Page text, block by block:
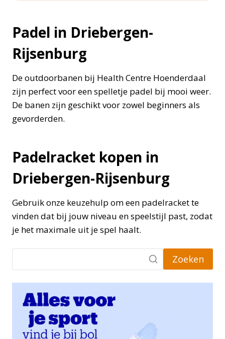
Padel in Driebergen-
Rijsenburg
De outdoorbanen bij Health Centre Hoenderdaal
zijn perfect voor een spelletje padel bij mooi weer.
De banen zijn geschikt voor zowel beginners als
gevorderden.
Padelracket kopen in
Driebergen-Rijsenburg
Gebruik onze keuzehulp om een padelracket te
vinden dat bij jouw niveau en speelstijl past, zodat
je het maximale uit je spel haalt.
Zoeken